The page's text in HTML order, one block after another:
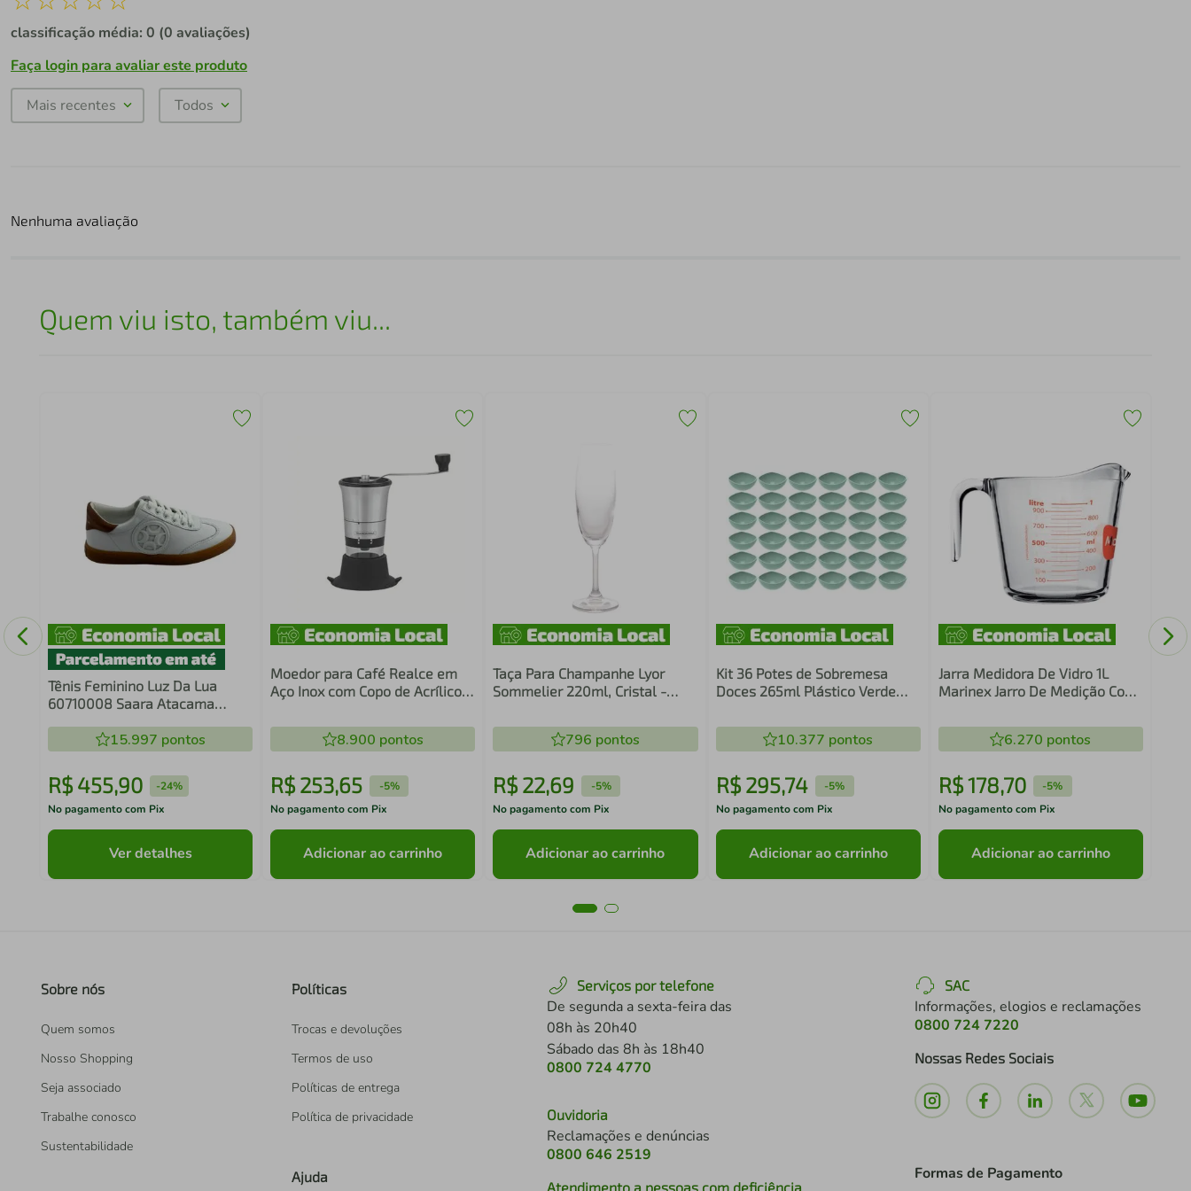
classificação média: 0 (0 avaliações)
Faça login para avaliar este produto
Mais recentes Todos
Nenhuma avaliação
Quem viu isto, também viu...
Tênis Feminino Luz Da Lua
60710008 Saara Atacama
15.997 pontos
R$ 455,90 -24%
No pagamento com Pix
Ver detalhes
Moedor para Café Realce em
Aço Inox com Copo de Acrílico e
Tramontina 61769/000
8.900 pontos
R$ 253,65 -5%
No pagamento com Pix
Adicionar ao carrinho
Taça Para Champanhe Lyor
Sommelier 220ml, Cristal -
796 pontos
R$22,69 -5%
No pagamento com Pix
Adicionar ao carrinho
Kit 36 Potes de Sobremesa
Doces 265ml Plástico Verde
Hotel
10.377 pontos
R$ 295,74 -5%
No pagamento com Pix
Adicionar ao carrinho
Jarra Medidora De Vidro 1L
Marinex Jarro De Medição Com
6.270 pontos
R$178,70 -5%
No pagamento com Pix
Adicionar ao carrinho
Sobre nós
Quem somos
Nosso Shopping
Seja associado
Trabalhe conosco
Sustentabilidade
Políticas
Trocas e devoluções
Termos de uso
Políticas de entrega
Política de privacidade
Ajuda
Serviços por telefone
De segunda a sexta-feira das
08h às 20h40
Sábado das 8h às 18h40
0800 724 4770
Ouvidoria
Reclamações e denúncias
0800 646 2519
Atendimento a pessoas com deficiência
SAC
Informações, elogios e reclamações
0800 724 7220
Nossas Redes Sociais
Formas de Pagamento